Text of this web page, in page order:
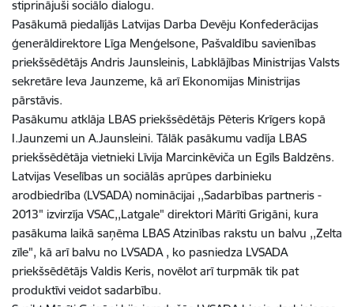
stiprinājuši sociālo dialogu.
Pasākumā piedalījās Latvijas Darba Devēju Konfederācijas
ģenerāldirektore Līga Menģelsone, Pašvaldību savienības
priekšsēdētājs Andris Jaunsleinis, Labklājības Ministrijas Valsts
sekretāre Ieva Jaunzeme, kā arī Ekonomijas Ministrijas
pārstāvis.
Pasākumu atklāja LBAS priekšsēdētājs Pēteris Krīgers kopā
I.Jaunzemi un A.Jaunsleini. Tālāk pasākumu vadīja LBAS
priekšsēdētāja vietnieki Līvija Marcinkēviča un Egīls Baldzēns.
Latvijas Veselības un sociālās aprūpes darbinieku
arodbiedrība (LVSADA) nominācijai ,,Sadarbības partneris -
2013" izvirzīja VSAC,,Latgale" direktori Mārīti Grigāni, kura
pasākuma laikā saņēma LBAS Atzinības rakstu un balvu ,,Zelta
zīle", kā arī balvu no LVSADA , ko pasniedza LVSADA
priekšsēdētājs Valdis Keris, novēlot arī turpmāk tik pat
produktīvi veidot sadarbību.